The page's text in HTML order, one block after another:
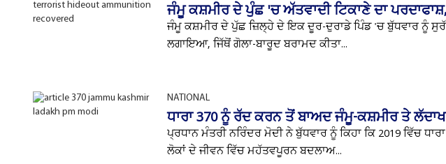
ਜੰਮੂ ਕਸ਼ਮੀਰ ਦੇ ਪੁੰਛ 'ਚ ਅੱਤਵਾਦੀ ਟਿਕਾਣੇ ਦਾ
ਜੰਮੂ ਕਸ਼ਮੀਰ ਦੇ ਪੁੱਛ ਜ਼ਿਲ੍ਹੇ ਦੇ ਇਕ ਦੂਰ-ਦੁਰਾਡੇ ਪਿੰਡ 'ਚ ਬੁੱਧਵਾਰ ਨੂੰ
ਲਗਾਇਆ, ਜਿੱਥੋਂ ਗੋਲਾ-ਬਾਰੂਦ ਬਰਾਮਦ ਕੀਤਾ...
NATIONAL
ਧਾਰਾ 370 ਨੂੰ ਰੱਦ ਕਰਨ ਤੋਂ ਬਾਅਦ ਜੰਮੂ-ਕਸ਼ਮੀਰ ਤੇ
ਪ੍ਰਧਾਨ ਮੰਤਰੀ ਨਰਿੰਦਰ ਮੋਦੀ ਨੇ ਬੁੱਧਵਾਰ ਨੂੰ ਕਿਹਾ ਕਿ 2019 ਵਿੱਚ
ਲੋਕਾਂ ਦੇ ਜੀਵਨ ਵਿੱਚ ਮਹੱਤਵਪੂਰਨ ਬਦਲਾਅ...